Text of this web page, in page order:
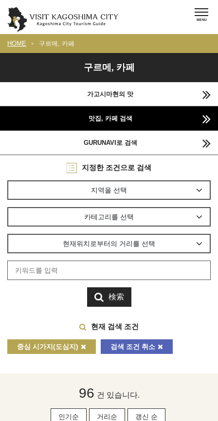
HOME 구르메, 카페
구르메, 카페
가고시마현의 맛
맛집, 카페 검색
GURUNAVI로 검색
지정한 조건으로 검색
지역을 선택
카테고리를 선택
현재위치로부터의 거리를 선택
検索
현재 검색 조건
중심 시가지(도심지) 검색 조건 취소
96 건 있습니다.
인기순 거리순 갱신 순